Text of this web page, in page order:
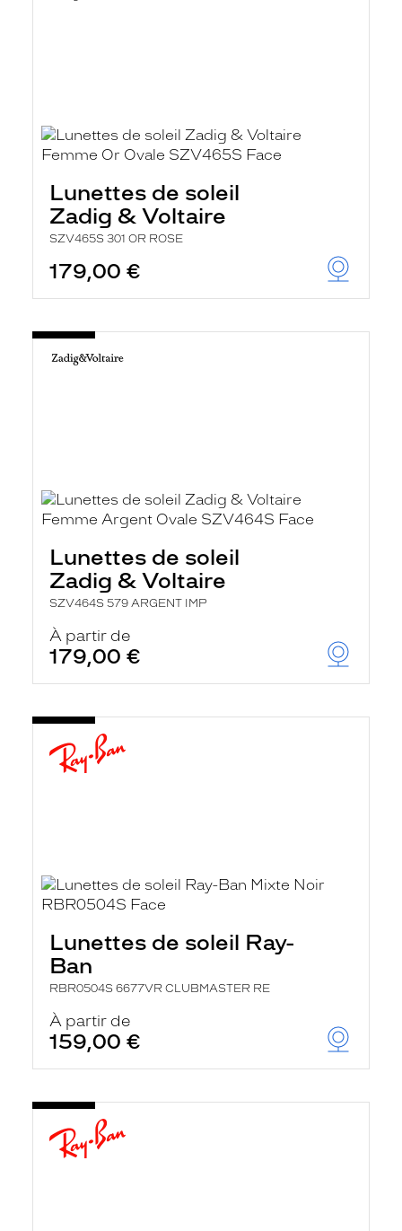
Lunettes de soleil
Zadig & Voltaire
SZV465S 301 OR ROSE
179,00 €
Lunettes de soleil
Zadig & Voltaire
SZV464S 579 ARGENT IMP
À partir de
179,00 €
Lunettes de soleil Ray-
Ban
RBR0504S 6677VR CLUBMASTER RE
À partir de
159,00 €